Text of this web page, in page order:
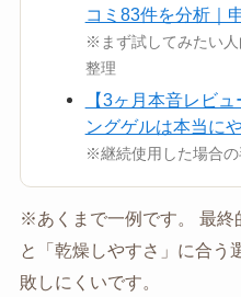
コミ83件を分析｜
※まず試してみたい
整理
【3ヶ月本音レビ
ングゲルは本当に
※継続使用した場合
※あくまで一例です。 最終
と「乾燥しやすさ」に合う
敗しにくいです。